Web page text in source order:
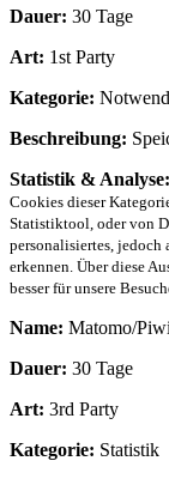
Dauer: 30 Tage
Art: 1st Party
Kategorie:
Beschreibung:
Statistik & Analyse:
Cookies dieser
Statistiktool, oder von
personalisiertes, jedoch
erkennen. Über diese
besser für unsere
Name: Matomo/
Dauer: 30 Tage
Art: 3rd Party
Kategorie: Statistik